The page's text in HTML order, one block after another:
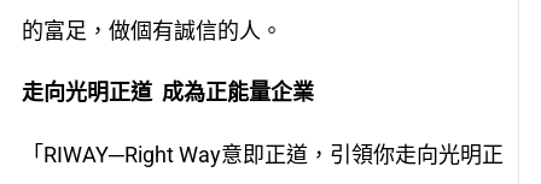
的富足，做個有誠信的人。
走向光明正道 成為正能量企業
「RIWAY─Right Way意即正道，引領你走向光明正